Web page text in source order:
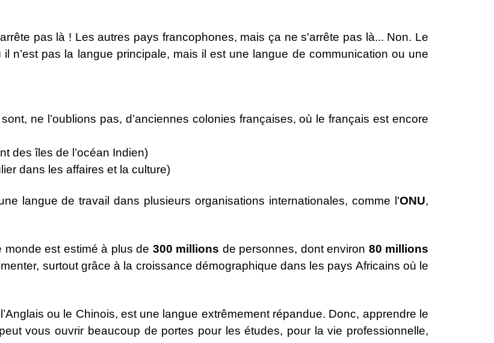
pas là ! Les autres pays francophones, mais ça ne s'arrête pas là... Non. Le
n’est pas la langue principale, mais il est une langue de communication ou une
ne l’oublions pas, d’anciennes colonies françaises, où le français est encore
des îles de l’océan Indien)
dans les affaires et la culture)
langue de travail dans plusieurs organisations internationales, comme l'ONU,
est estimé à plus de 300 millions de personnes, dont environ 80 millions
surtout grâce à la croissance démographique dans les pays Africains où le
ou le Chinois, est une langue extrêmement répandue. Donc, apprendre le
vous ouvrir beaucoup de portes pour les études, pour la vie professionnelle,